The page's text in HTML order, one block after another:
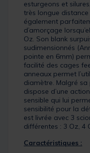
esturgeons et
très longue distance
également
d’amorçage
Oz. Son blank
sudimensionnés
pointe en 6mm)
facilité des cages
anneaux permet
diamètre. Malgré sa
dispose d’une
sensible qui lui
sensibilité pour la
est livrée avec 3
différentes : 3 Oz, 4
Caractéristiques :